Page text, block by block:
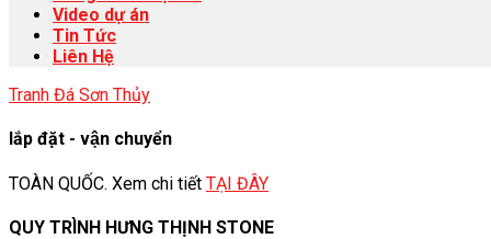
Video dự án
Tin Tức
Liên Hệ
Tranh Đá Sơn Thủy
lắp đặt - vận chuyển
TOÀN QUỐC. Xem chi tiết TẠI ĐÂY
QUY TRÌNH HƯNG THỊNH STONE